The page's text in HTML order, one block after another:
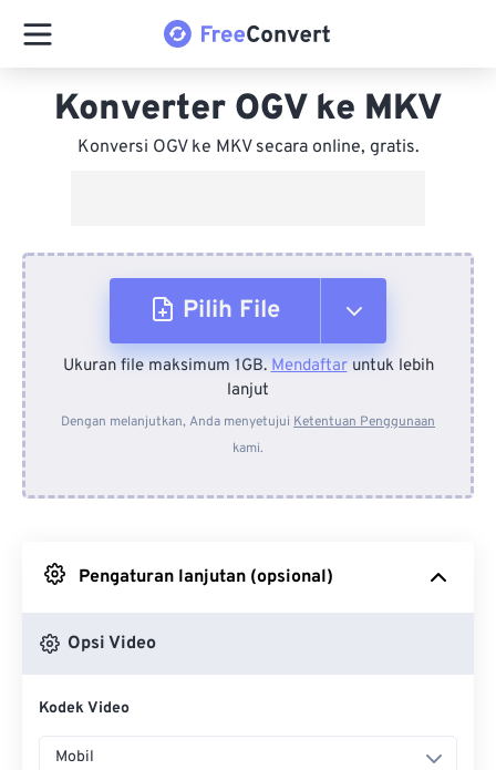
Konverter OGV ke MKV
Konversi OGV ke MKV secara online, gratis.
Pilih File
Dari Perangkat
Dari Dropbox
Ukuran file maksimum 1GB.Mendaftaruntuk lebih
lanjut
Dengan melanjutkan, Anda menyetujui Ketentuan Penggunaan
kami.
Pengaturan lanjutan (opsional)
Opsi Video
Kodek Video
Mobil